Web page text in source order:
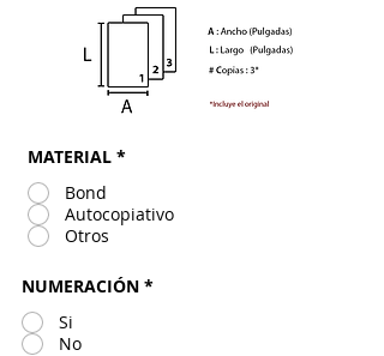
MATERIAL *
Bond
Autocopiativo
Otros
NUMERACIÓN *
Si
No